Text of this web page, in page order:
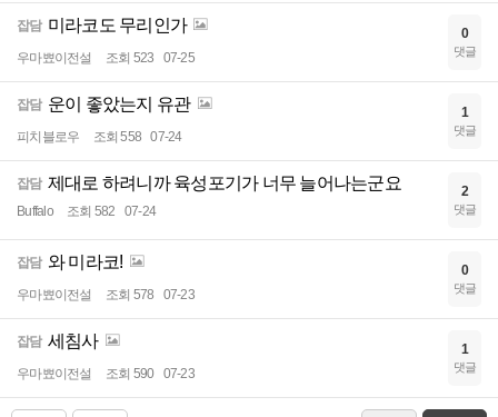
잡담 미라코도 무리인가
우마뾰이전설 조회 523 07-25
0
댓글
잡담 운이 좋았는지 유관
피치블로우 조회 558 07-24
1
댓글
잡담 제대로 하려니까 육성포기가 너무 늘어나는군요
Buffalo 조회 582 07-24
2
댓글
잡담 와 미라코!
우마뾰이전설 조회 578 07-23
0
댓글
잡담 세침사
우마뾰이전설 조회 590 07-23
1
댓글